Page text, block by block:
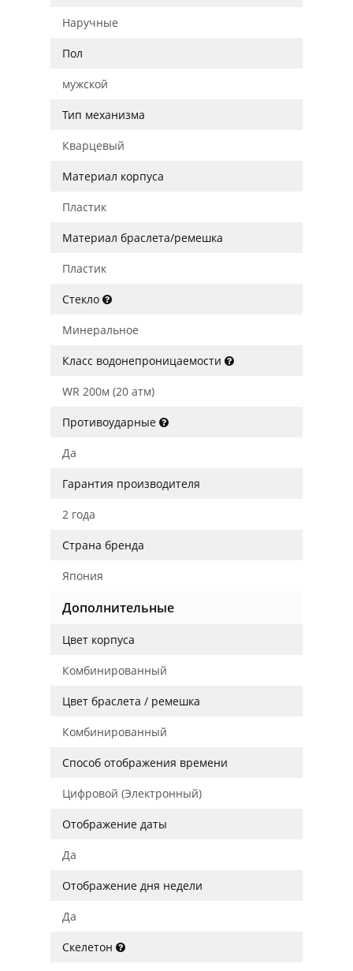
Наручные
Пол
мужской
Тип механизма
Кварцевый
Материал корпуса
Пластик
Материал браслета/ремешка
Пластик
Стекло
Минеральное
Класс водонепроницаемости
WR 200м (20 атм)
Противоударные
Да
Гарантия производителя
2 года
Страна бренда
Япония
Дополнительные
Цвет корпуса
Комбинированный
Цвет браслета / ремешка
Комбинированный
Способ отображения времени
Цифровой (Электронный)
Отображение даты
Да
Отображение дня недели
Да
Скелетон